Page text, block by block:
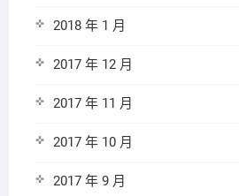
2018 年 1 月
2017 年 12 月
2017 年 11 月
2017 年 10 月
2017 年 9 月